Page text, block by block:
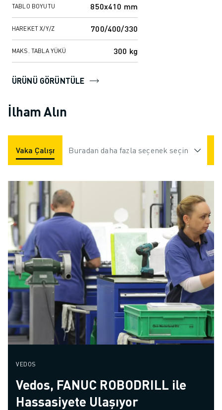
TABLO BOYUTU 850x410 mm
HAREKET X/Y/Z 700/400/330
MAKS. TABLA YÜKÜ 300 kg
ÜRÜNÜ GÖRÜNTÜLE
İlham Alın
Vaka Çalışmaları Uygulamalar Endüstriler
Buradan daha fazla seçenek seçin
VEDOS
Vedos, FANUC ROBODRILL ile
Hassasiyete Ulaşıyor